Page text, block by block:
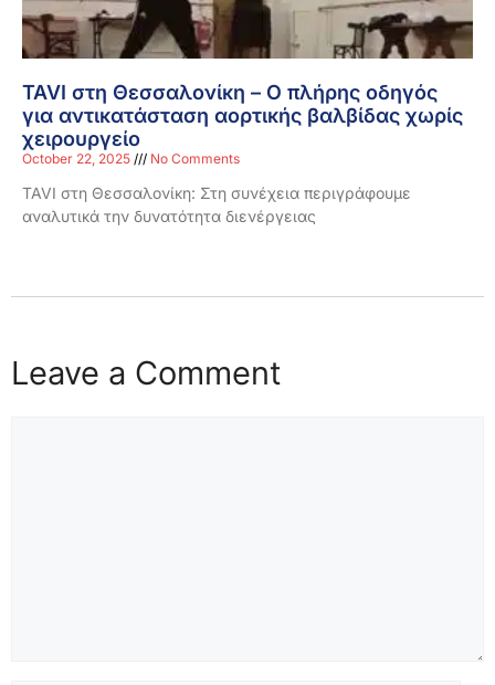
TAVI στη Θεσσαλονίκη – Ο πλήρης οδηγός
για αντικατάσταση αορτικής βαλβίδας χωρίς
χειρουργείο
October 22, 2025 No Comments
TAVI στη Θεσσαλονίκη: Στη συνέχεια περιγράφουμε
αναλυτικά την δυνατότητα διενέργειας
Leave a Comment